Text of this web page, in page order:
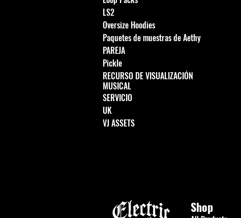
LS2
Oversize Hoodies
Paquetes de muestras de Aethy
PAREJA
Pickle
RECURSO DE VISUALIZACIÓN
MUSICAL
SERVICIO
UK
VJ ASSETS
Shop